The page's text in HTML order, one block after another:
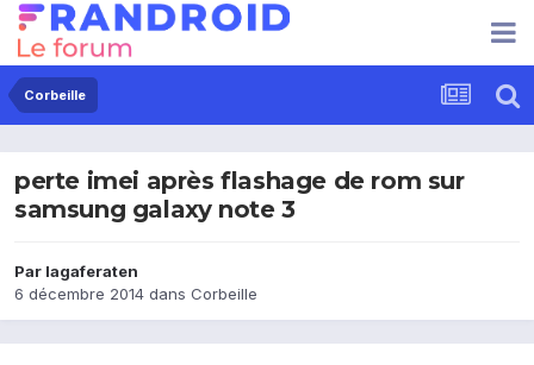
Corbeille
perte imei après flashage de rom sur
samsung galaxy note 3
Par lagaferaten
6 décembre 2014 dans Corbeille